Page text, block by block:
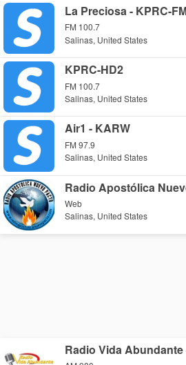
La Preciosa - KPRC-
FM 100.7
Salinas, United States
KPRC-HD2
FM 100.7
Salinas, United States
Air1 - KARW
FM 97.9
Salinas, United States
Radio Apostólica
Web
Salinas, United States
Radio Vida Abundante